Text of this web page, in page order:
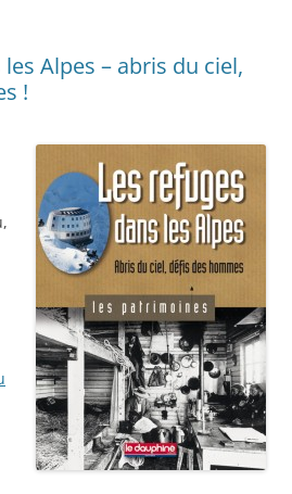
Alpes – abris du ciel,
!